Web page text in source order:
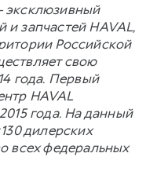
запчастей HAVAL,
Российской
свою
года. Первый
HAVAL
года. На данный
дилерских
всех федеральных